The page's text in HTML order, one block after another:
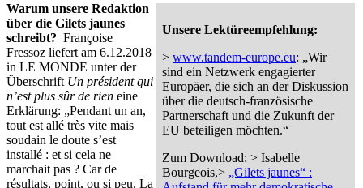
Unsere Lektüreempfehlung:
> www.tandem-europe.eu: „Wir
sind ein Netzwerk engagierter
Europäer, die sich an der Diskussion
über die deutsch-französische
Partnerschaft und die Zukunft der
EU beteiligen möchten.“
Zum Download: > Isabelle
Bourgeois,> „Gilets jaunes“ :
Warum unsere Redaktion
über die Gilets jaunes
schreibt? Françoise
Fressoz liefert am 6.12.2018
in LE MONDE unter der
Überschrift Un président qui
n’est plus sûr de rien eine
Erklärung: „Pendant un an,
tout est allé très vite mais
soudain le doute s’est
installé : et si cela ne
marchait pas ? Car de
résultats, point, ou si peu. La